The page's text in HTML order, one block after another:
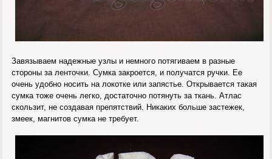
Завязываем надежные узлы и немного потягиваем в разные
стороны за ленточки. Сумка закроется, и получатся ручки. Ее
очень удобно носить на локотке или запястье. Открывается такая
сумка тоже очень легко, достаточно потянуть за ткань. Атлас
скользит, не создавая препятствий. Никаких больше застежек,
змеек, магнитов сумка не требует.